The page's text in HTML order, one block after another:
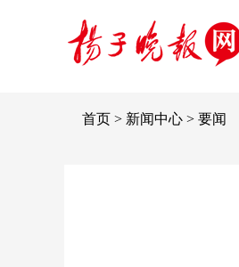
首页 > 新闻中心 > 要闻